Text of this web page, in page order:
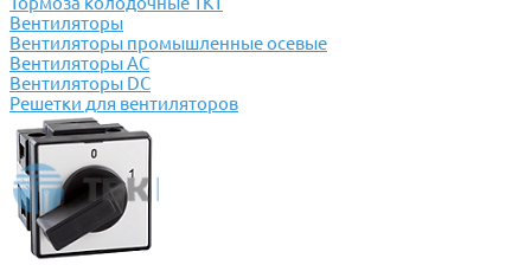
Вентиляторы
Вентиляторы промышленные осевые
Вентиляторы АС
Вентиляторы DC
Решетки для вентиляторов